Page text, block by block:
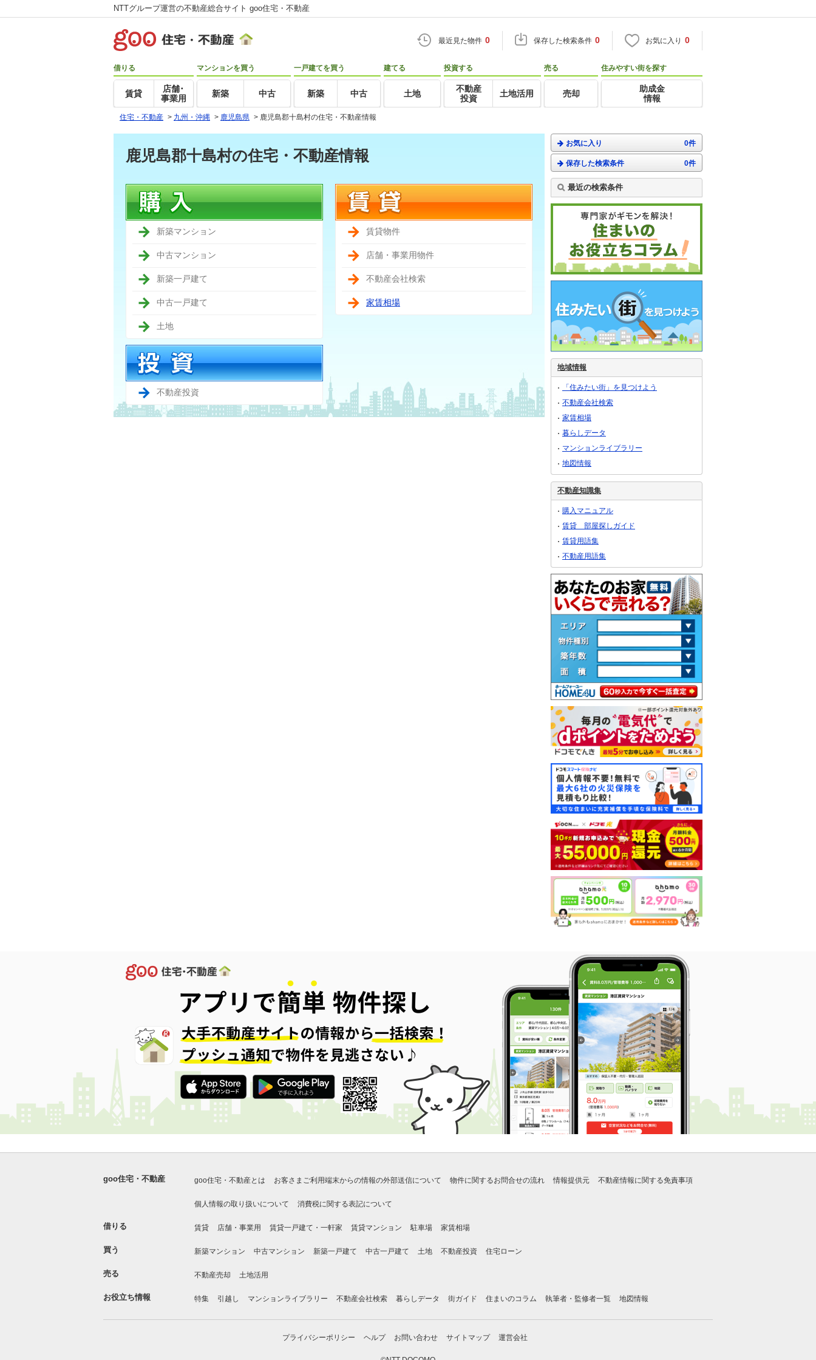
NTTグループ運営の不動産総合サイト goo住宅・不動産
最近見た物件 0 保存した検索条件 0 お気に入り 0
借りる
賃貸
店舗･
事業用
マンションを買う
新築 中古
一戸建てを買う
新築 中古
建てる
土地
投資する
不動産
投資
土地活用
売る
売却
住みやすい街を探す
助成金
情報
住宅・不動産 > 九州・沖縄 > 鹿児島県 > 鹿児島郡十島村の住宅・不動産情報
鹿児島郡十島村の住宅・不動産情報
新築マンション
中古マンション
新築一戸建て
中古一戸建て
土地
不動産投資
賃貸物件
店舗・事業用物件
不動産会社検索
家賃相場
お気に入り 0件
保存した検索条件 0件
最近の検索条件
地域情報
「住みたい街」を見つけよう
不動産会社検索
家賃相場
暮らしデータ
マンションライブラリー
地図情報
不動産知識集
購入マニュアル
賃貸 部屋探しガイド
賃貸用語集
不動産用語集
goo住宅・不動産 goo住宅・不動産とは お客さまご利用端末からの情報の外部送信について 物件に関するお問合せの流れ 情報提供元 不動産情報に関する免責事項
個人情報の取り扱いについて 消費税に関する表記について
借りる 賃貸 店舗・事業用 賃貸一戸建て・一軒家 賃貸マンション 駐車場 家賃相場
買う 新築マンション 中古マンション 新築一戸建て 中古一戸建て 土地 不動産投資 住宅ローン
売る 不動産売却 土地活用
お役立ち情報 特集 引越し マンションライブラリー 不動産会社検索 暮らしデータ 街ガイド 住まいのコラム 執筆者・監修者一覧 地図情報
プライバシーポリシー ヘルプ お問い合わせ サイトマップ 運営会社